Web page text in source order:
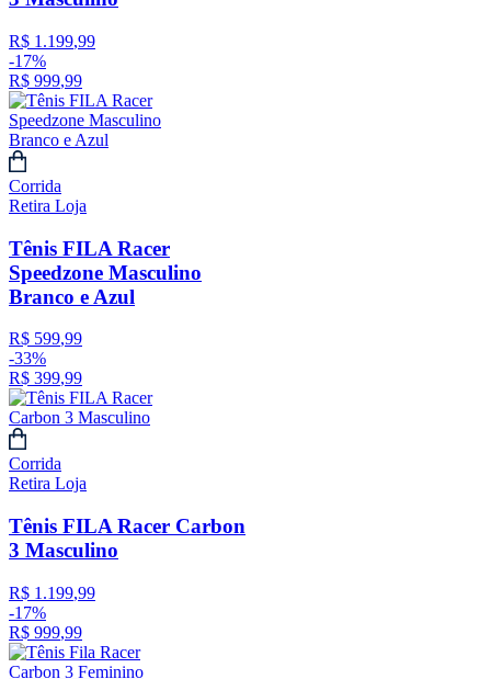
R$ 1 .199,99
-17%
R$ 999,99
Corrida
Retira Loja
Tênis FILA Racer
Speedzone Masculino
Branco e Azul
R$ 599,99
-33%
R$ 399,99
Corrida
Retira Loja
Tênis FILA Racer Carbon
3 Masculino
R$ 1 .199,99
-17%
R$ 999,99